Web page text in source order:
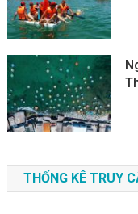
THỐNG KÊ TRUY